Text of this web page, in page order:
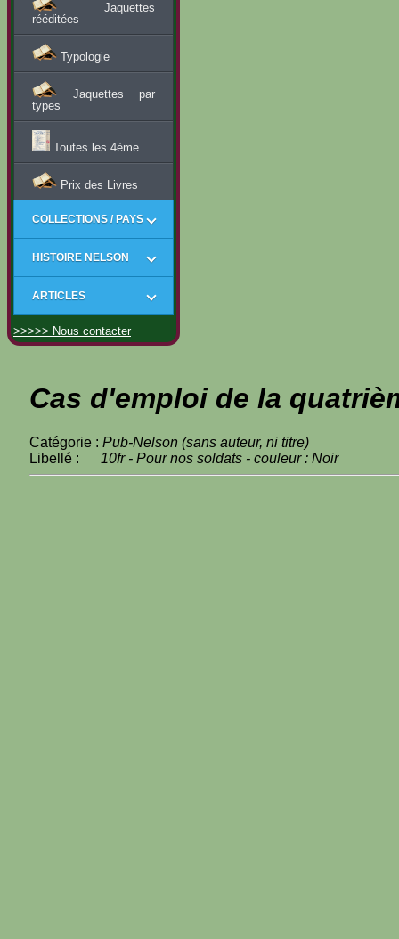
Jaquettes
rééditées
Typologie
Jaquettes par
types
Toutes les 4ème
Prix des Livres
COLLECTIONS / PAYS
HISTOIRE NELSON
ARTICLES
>>>>> Nous contacter
Cas d'emploi de la
Catégorie : Pub-Nelson (sans auteur, ni titre)
Libellé : 10fr - Pour nos soldats - couleur : Noir